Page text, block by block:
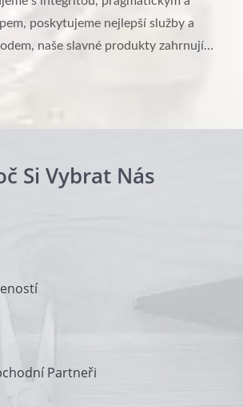
poskytujeme nejlepší služby a
naše slavné produkty zahrnují
Si Vybrat Nás
Partneři